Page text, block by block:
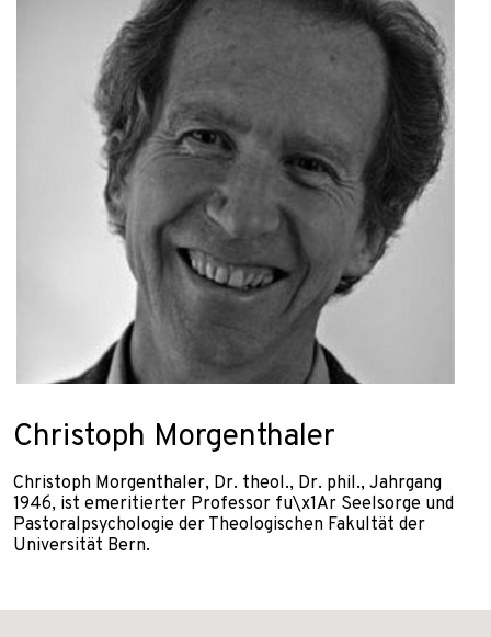
Christoph Morgenthaler
Christoph Morgenthaler, Dr. theol., Dr. phil., Jahrgang
1946, ist emeritierter Professor fu\x1Ar Seelsorge und
Pastoralpsychologie der Theologischen Fakultät der
Universität Bern.